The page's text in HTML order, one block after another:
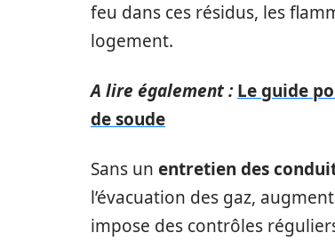
feu dans ces résidus, les
logement.
A lire également : Le guide
de soude
Sans un entretien des
l’évacuation des gaz,
impose des contrôles